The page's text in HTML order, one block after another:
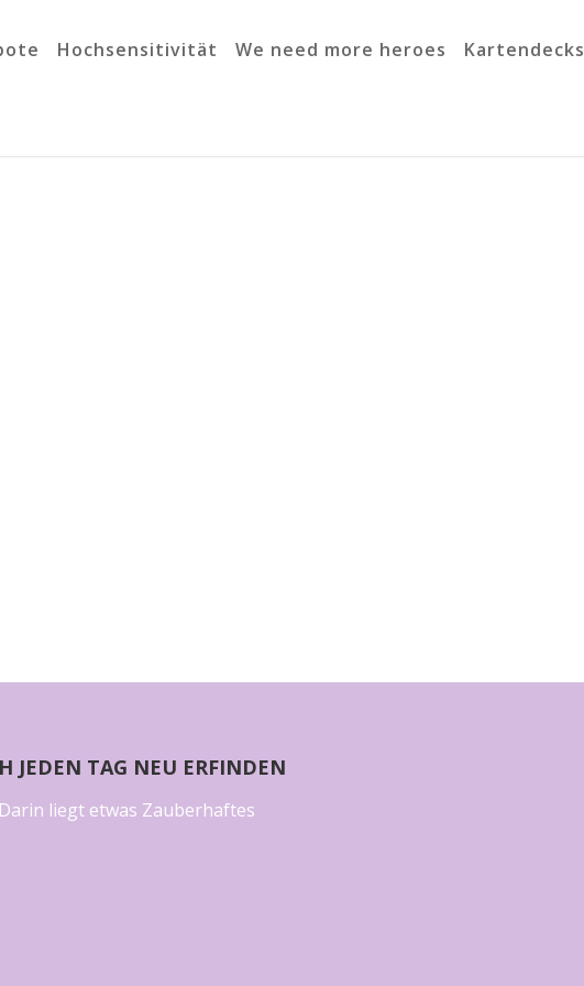
Hochsensitivität We need more heroes Kartendecks
JEDEN TAG NEU ERFINDEN
liegt etwas Zauberhaftes